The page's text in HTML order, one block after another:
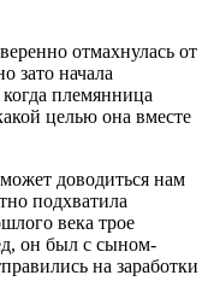
отмахнулась от
зато начала
племянница
целью она вместе
доводиться нам
подхватила
века трое
он был с сыном-
на заработки